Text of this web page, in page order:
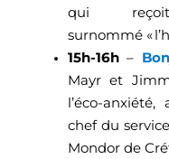
qui
surnommé «
15h-16h –
Mayr et
l’éco-
chef du
Mondor de